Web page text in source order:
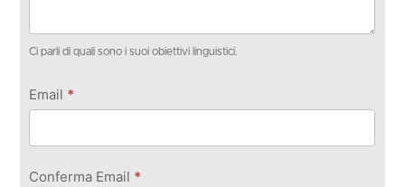
Ci parli di quali sono i suoi obiettivi linguistici.
Email *
Conferma Email *